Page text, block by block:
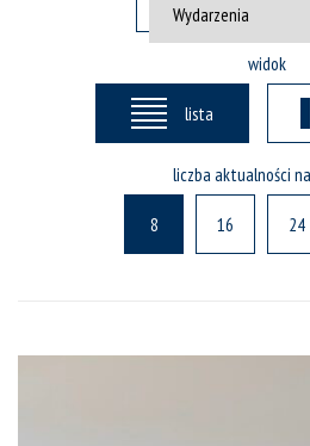
widok
lista
liczba aktualności
8 16 24